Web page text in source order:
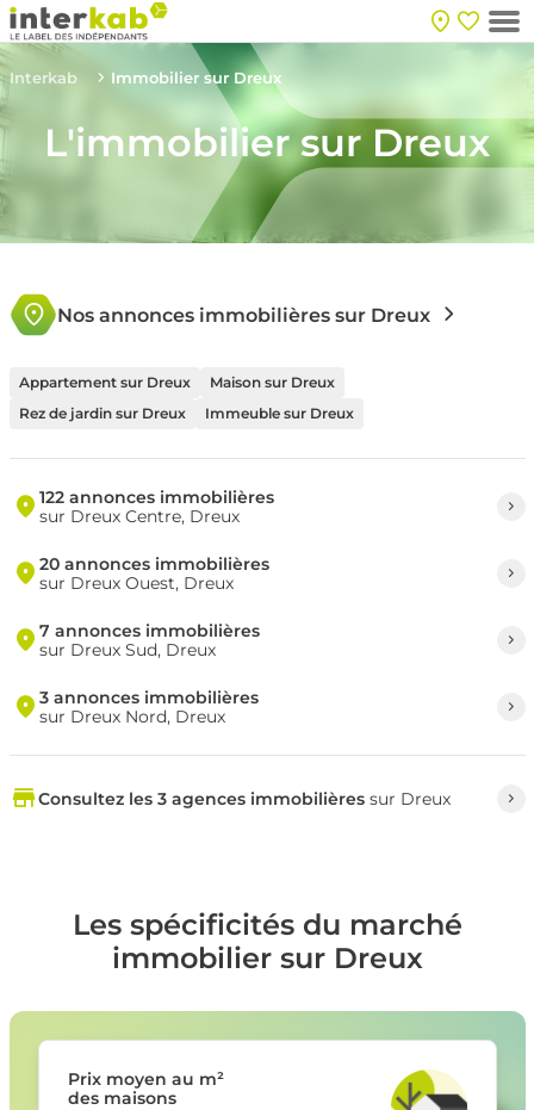
Interkab Immobilier sur Dreux
L'immobilier sur Dreux
Nos annonces immobilières sur Dreux
Appartement sur Dreux
Maison sur Dreux
Rez de jardin sur Dreux
Immeuble sur Dreux
122 annonces immobilières
sur Dreux Centre, Dreux
20 annonces immobilières
sur Dreux Ouest, Dreux
7 annonces immobilières
sur Dreux Sud, Dreux
3 annonces immobilières
sur Dreux Nord, Dreux
Consultez les 3 agences immobilièressur Dreux
Les spécificités du marché
immobilier sur Dreux
Prix moyen au m²
des maisons